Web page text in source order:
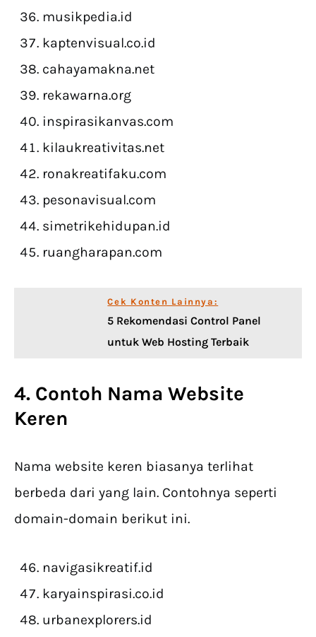
musikpedia.id
kaptenvisual.co.id
cahayamakna.net
rekawarna.org
inspirasikanvas.com
kilaukreativitas.net
ronakreatifaku.com
pesonavisual.com
simetrikehidupan.id
ruangharapan.com
Cek Konten Lainnya:
5 Rekomendasi Control Panel
untuk Web Hosting Terbaik
4. Contoh Nama Website
Keren
Nama website keren biasanya terlihat
berbeda dari yang lain. Contohnya seperti
domain-domain berikut ini.
navigasikreatif.id
karyainspirasi.co.id
urbanexplorers.id